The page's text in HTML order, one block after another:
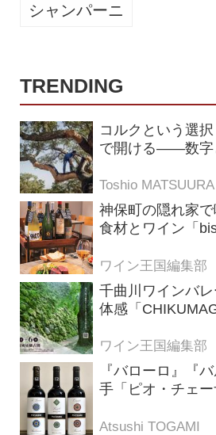
シャンパーニ
TRENDING
コルクという選
で開ける——数字
Toshio MATSUURA
神保町の隠れ家
食材とワイン「
ワイン王国編集部
千曲川ワインバ
体感「
ワイン王国編集部
『バローロ』『
手「ピオ・チェ
畑）”シリーズ！
Atsushi TOGAMI